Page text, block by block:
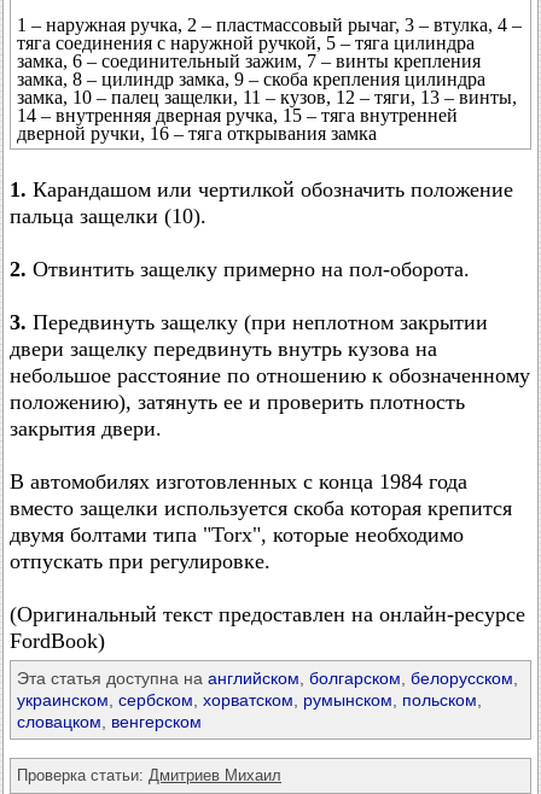
1 – наружная ручка, 2 – пластмассовый рычаг, 3 – втулка, 4 –
тяга соединения с наружной ручкой, 5 – тяга цилиндра
замка, 6 – соединительный зажим, 7 – винты крепления
замка, 8 – цилиндр замка, 9 – скоба крепления цилиндра
замка, 10 – палец защелки, 11 – кузов, 12 – тяги, 13 – винты,
14 – внутренняя дверная ручка, 15 – тяга внутренней
дверной ручки, 16 – тяга открывания замка
1. Карандашом или чертилкой обозначить положение
пальца защелки (10).
2. Отвинтить защелку примерно на пол-оборота.
3. Передвинуть защелку (при неплотном закрытии
двери защелку передвинуть внутрь кузова на
небольшое расстояние по отношению к обозначенному
положению), затянуть ее и проверить плотность
закрытия двери.
В автомобилях изготовленных с конца 1984 года
вместо защелки используется скоба которая крепится
двумя болтами типа "Torx", которые необходимо
отпускать при регулировке.
(Оригинальный текст предоставлен на онлайн-ресурсе
FordBook)
Эта статья доступна на английском болгарском белорусском
украинском сербском хорватском румынском польском
словацком
венгерском
Проверка статьи: Дмитриев Михаил